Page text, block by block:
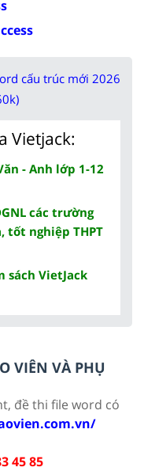
cấu trúc mới 2026
Vietjack:
- Anh lớp 1-12
các trường
tốt nghiệp THPT
sách VietJack
VIÊN VÀ PHỤ
đề thi file word có
45 85